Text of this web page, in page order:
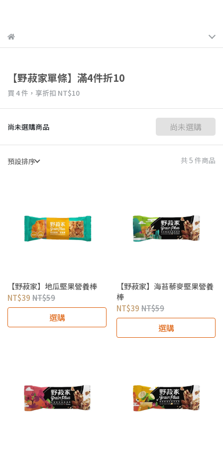
【野菽家單條】滿4件折10
買 4 件， 享折扣 NT$10
尚未選購商品 尚未選購
預設排序 共 5 件商品
【野菽家】地瓜堅果營養棒
NT$39 NT$59
選購
【野菽家】海苔藜麥堅果營養
棒
NT$39 NT$59
選購